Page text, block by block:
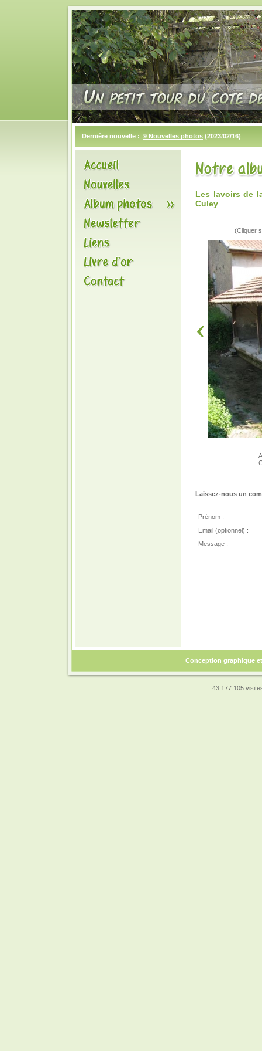
Dernière nouvelle : 9 Nouvelles photos (2023/02/16)
Les lavoirs de
Culey
(Cliquer
Laissez-nous un
Prénom :
Email (optionnel) :
Message :
Conception graphique
43 177 105